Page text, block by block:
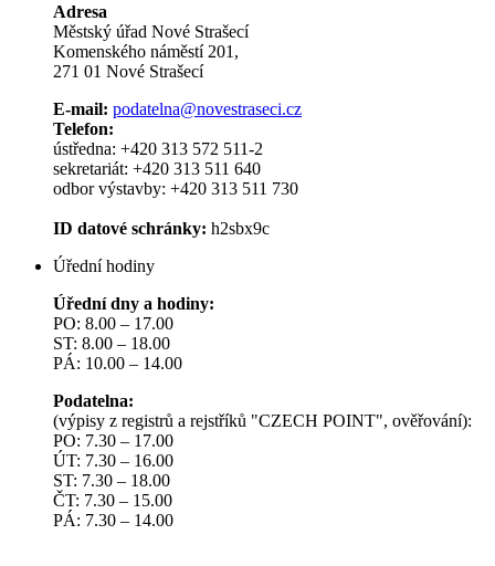
Adresa
Městský úřad Nové Strašecí
Komenského náměstí 201,
271 01 Nové Strašecí
E-mail: podatelna@novestraseci.cz
Telefon:
ústředna: +420 313 572 511-2
sekretariát: +420 313 511 640
odbor výstavby: +420 313 511 730
ID datové schránky: h2sbx9c
Úřední hodiny
Úřední dny a hodiny:
PO: 8.00 – 17.00
ST: 8.00 – 18.00
PÁ: 10.00 – 14.00
Podatelna:
(výpisy z registrů a rejstříků "CZECH POINT", ověřování):
PO: 7.30 – 17.00
ÚT: 7.30 – 16.00
ST: 7.30 – 18.00
ČT: 7.30 – 15.00
PÁ: 7.30 – 14.00